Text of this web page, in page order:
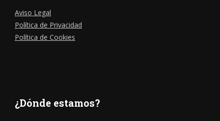
Aviso Legal
Política de Privacidad
Política de Cookies
¿Dónde estamos?